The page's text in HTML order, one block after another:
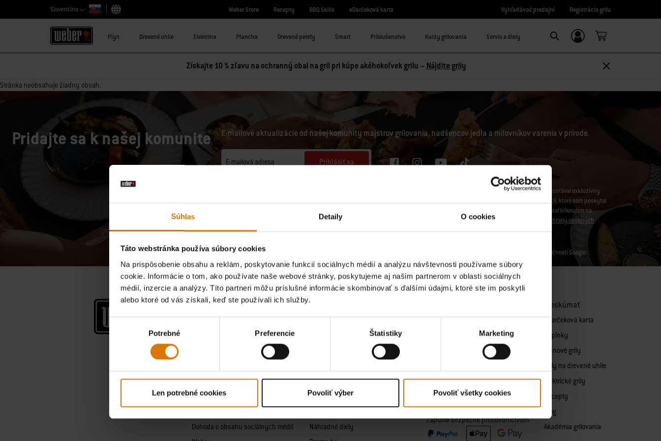
Súhlas Detaily O cookies
Táto webstránka používa súbory cookies
Na prispôsobenie obsahu a reklám, poskytovanie funkcií sociálnych médií a analýzu návštevnosti používame súbory
cookie. Informácie o tom, ako používate naše webové stránky, poskytujeme aj našim partnerom v oblasti sociálnych
médií, inzercie a analýzy. Títo partneri môžu príslušné informácie skombinovať s ďalšími údajmi, ktoré ste im poskytli
alebo ktoré od vás získali, keď ste používali ich služby.
súhlasu
Potrebné Preferencie Štatistiky Marketing
Len potrebné cookies Povoliť výber Povoliť všetky cookies
Slovenčina
Vybrať krajinu
Weber Store Recepty BBQ Skills eDarčeková karta Vyhľadávač predajní Registrácia grilu
Plyn Drevené uhlie Elektrina Plancha Drevené pelety Smart Príslušenstvo Kurzy grilovania Servis a diely Prihláste sa/Zaregistrujte sa
Získajte 10 % zľavu na ochranný obal na gril pri kúpe akéhokoľvek grilu – Nájdite grily
Stránka neobsahuje žiadny obsah.
Pridajte sa k našej komunite E-mailové aktualizácie od našej komunity majstrov grilovania, nadšencov jedla a milovníkov varenia v prírode.
E-mailová adresa Prihlásiť sa
Zaregistrujte ma na odber e-mailov od spoločností Weber-Stephen Deutschland GmbH a Weber-Stephen CZ&SK spol. s r.o., aby som dostával exkluzívny
obsah Weber, ako sú recepty, informácie o výrobkoch, nadchádzajúce podujatia a spotrebiteľské prieskumy, a to s použitím informácií, ktoré som poskytol
pri registrácii, a na analýzu mojej interakcie so spravodajcom pomocou nástrojov na sledovanie. Svoj súhlas môžete kedykoľvek odvolať kliknutím na
alebo prostredníctvom nášho . Ďalšie podrobnosti nájdete v našich
zásadách ochrany osobných
údajov.
Táto stránka je chránená pomocou reCAPTCHA a platia na ňu spoločnosti Google.
Spoločnosť
O firme Weber
Zásady ochrany osobných údajov
Aplikácia Weber Connect
Právne upozornenia
Dohoda o obsahu sociálnych médií
Zákaznická podpora
Zákaznícky servis
Vyhľadávač obchodov
Spôsoby platby
Registrácia grilu
Náhradné diely
Diely k plynovým grilom
Náhradné diely pre grily na drevené
Náhradné diely pre grily na pelety
Nájsť diely podľa sériového čísla
Zaplaťte bezpečne prostredníctvom
Preskúmať
eDarčeková karta
Doplnky
Plynové grily
Grily na drevené uhlie
Elektrické grily
Recepty
Blog
Akadémia grilovania